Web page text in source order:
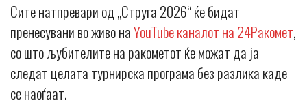
Сите натпревари од „Струга 2026“ ќе бидат
пренесувани во живо наYouTube каналот на 24Ракомет,
со што љубителите на ракометот ќе можат да ја
следат целата турнирска програма без разлика каде
се наоѓаат.